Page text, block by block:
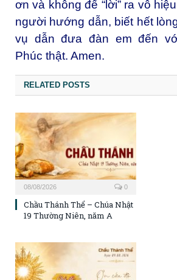
ơn và không để “lời” ra vô
người hướng dẫn, biết hết
vụ dẫn đưa đàn em đến
Phúc thật. Amen.
RELATED POSTS
08/08/2026 0
Chầu Thánh Thể – Chúa Nhật
19 Thường Niên, năm A